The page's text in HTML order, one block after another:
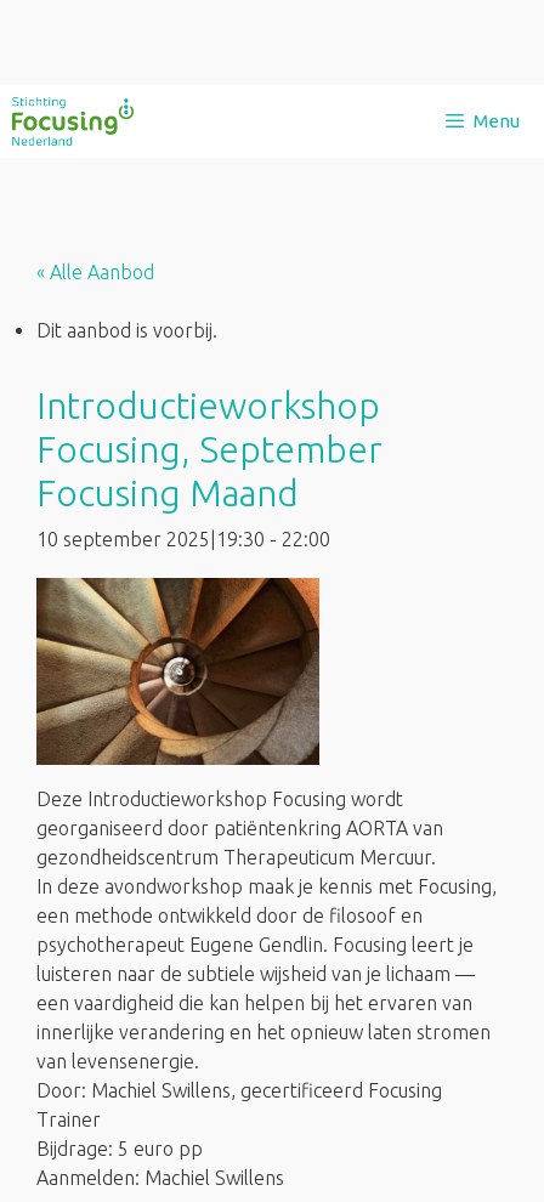
Ga
naar
Menu
« Alle Aanbod
Dit aanbod is voorbij.
Introductieworkshop
Focusing, September
Focusing Maand
10 september 2025|19:30 - 22:00
Deze Introductieworkshop Focusing wordt
georganiseerd door patiëntenkring AORTA van
gezondheidscentrum Therapeuticum Mercuur.
In deze avondworkshop maak je kennis met Focusing,
een methode ontwikkeld door de filosoof en
psychotherapeut Eugene Gendlin. Focusing leert je
luisteren naar de subtiele wijsheid van je lichaam —
een vaardigheid die kan helpen bij het ervaren van
innerlijke verandering en het opnieuw laten stromen
van levensenergie.
Door: Machiel Swillens, gecertificeerd Focusing
Trainer
Bijdrage: 5 euro pp
Aanmelden: Machiel Swillens